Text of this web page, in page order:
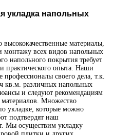
укладка напольных
материалы,
монтажу всех видов напольных
напольного покрытия требует
практического опыта. Наши
своего дела, т.к.
кв.м. различных напольных
и следуют рекомендациям
материалов. Множество
укладке, которые можно
подтвердят наш
Мы осуществим укладку